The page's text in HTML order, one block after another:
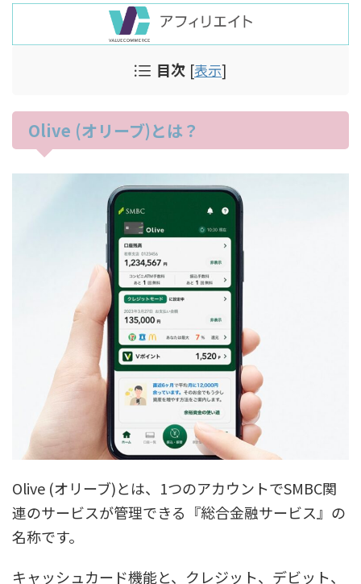
目次 [表示]
Olive (オリーブ)とは？
Olive (オリーブ)とは、1つのアカウントでSMBC関
連のサービスが管理できる『総合金融サービス』の
名称です。
キャッシュカード機能と、クレジット、デビット、